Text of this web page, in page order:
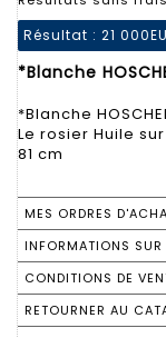
Résultat : 21
*Blanche
*Blanche
Le rosier Huile
81 cm
MES ORDRES
INFORMATIONS SUR
CONDITIONS DE
RETOURNER AU